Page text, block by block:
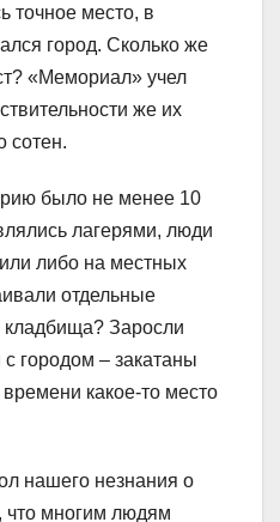
точное место, в
город. Сколько же
«Мемориал» учел
же их
сотен.
было не менее 10
лагерями, люди
либо на местных
отдельные
кладбища? Заросли
городом – закатаны
какое-то место
нашего незнания о
что многим людям